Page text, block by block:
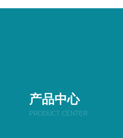
产品中心
PRODUCT CENTER